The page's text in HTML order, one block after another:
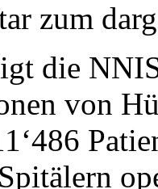
zum
die
von